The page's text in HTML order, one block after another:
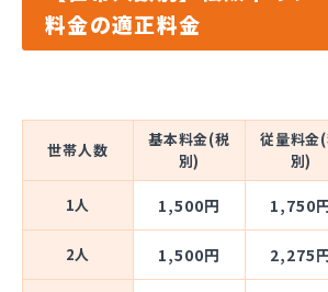
料金の適正料金
世帯人数
基本料金(税
別)
従量料金
別)
1人 1,500円 1,750
2人 1,500円 2,275